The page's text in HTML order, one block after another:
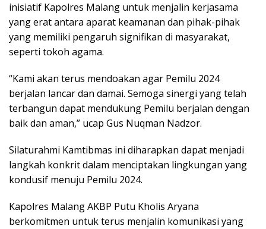
inisiatif Kapolres Malang untuk menjalin kerjasama
yang erat antara aparat keamanan dan pihak-pihak
yang memiliki pengaruh signifikan di masyarakat,
seperti tokoh agama.
“Kami akan terus mendoakan agar Pemilu 2024
berjalan lancar dan damai. Semoga sinergi yang telah
terbangun dapat mendukung Pemilu berjalan dengan
baik dan aman,” ucap Gus Nuqman Nadzor.
Silaturahmi Kamtibmas ini diharapkan dapat menjadi
langkah konkrit dalam menciptakan lingkungan yang
kondusif menuju Pemilu 2024.
Kapolres Malang AKBP Putu Kholis Aryana
berkomitmen untuk terus menjalin komunikasi yang